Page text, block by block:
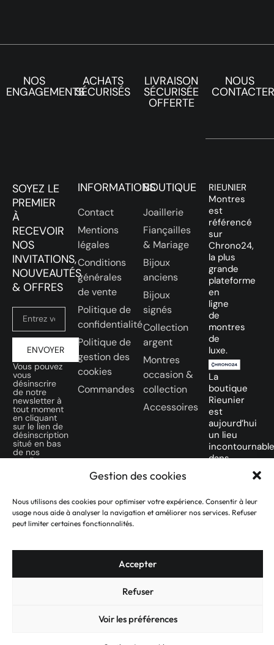
Gestion des cookies
Nous utilisons des cookies pour optimiser votre expérience. Consentir à leur
usage nous aide à analyser la navigation et améliorer nos services. Refuser
peut limiter certaines fonctionnalités.
Accepter
Refuser
Voir les préférences
NOS
ENGAGEMENTS
ACHATS
SÉCURISÉS
LIVRAISON
SÉCURISÉE
OFFERTE
NOUS
CONTACTER
SOYEZ LE
PREMIER
À
RECEVOIR
NOS
INVITATIONS,
NOUVEAUTÉS
& OFFRES
ENVOYER
Vous pouvez
vous
désinscrire
de notre
newsletter à
tout moment
en cliquant
sur le lien de
désinscription
situé en bas
de nos
emails.
NOS
RÉSEAUX
SOCIAUX
INFORMATIONS
Contact
Mentions
légales
Conditions
générales
de vente
Politique de
confidentialité
Politique de
gestion des
cookies
Commandes
BOUTIQUE
Joaillerie
Fiançailles
& Mariage
Bijoux
anciens
Bijoux
signés
Collection
argent
Montres
occasion &
collection
Accessoires
RIEUNIER
Montres
est
référencé
sur
Chrono24,
la plus
grande
plateforme
en
ligne
de
montres
de
luxe.
La
boutique
Rieunier
est
aujourd’hui
un lieu
incontournable
dans
amateurs
de